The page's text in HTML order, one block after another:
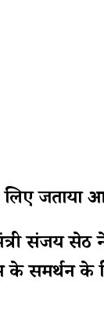
लिए जताया
सेठ ने
के समर्थन